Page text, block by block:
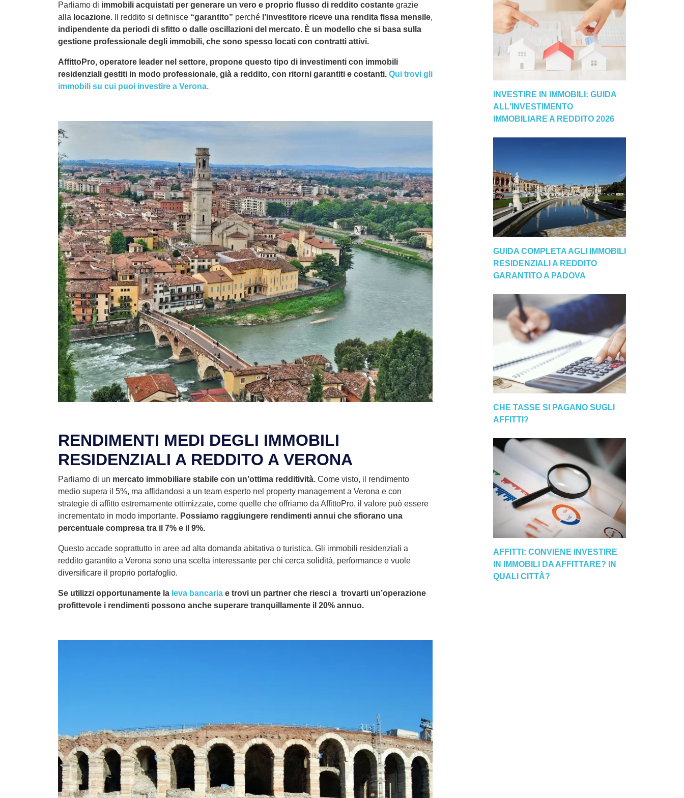
Parliamo di immobili acquistati per generare un vero e proprio flusso di reddito costante grazie
alla locazione. Il reddito si definisce “garantito” perché l’investitore riceve una rendita fissa mensile,
indipendente da periodi di sfitto o dalle oscillazioni del mercato. È un modello che si basa sulla
gestione professionale degli immobili, che sono spesso locati con contratti attivi.
AffittoPro, operatore leader nel settore, propone questo tipo di investimenti con immobili
residenziali gestiti in modo professionale, già a reddito, con ritorni garantiti e costanti. Qui trovi gli
immobili su cui puoi investire a Verona.
RENDIMENTI MEDI DEGLI IMMOBILI
RESIDENZIALI A REDDITO A VERONA
Parliamo di un mercato immobiliare stabile con un’ottima redditività. Come visto, il rendimento
medio supera il 5%, ma affidandosi a un team esperto nel property management a Verona e con
strategie di affitto estremamente ottimizzate, come quelle che offriamo da AffittoPro, il valore può essere
incrementato in modo importante. Possiamo raggiungere rendimenti annui che sfiorano una
percentuale compresa tra il 7% e il 9%.
Questo accade soprattutto in aree ad alta domanda abitativa o turistica. Gli immobili residenziali a
reddito garantito a Verona sono una scelta interessante per chi cerca solidità, performance e vuole
diversificare il proprio portafoglio.
Se utilizzi opportunamente la leva bancaria e trovi un partner che riesci a trovarti un’operazione
profittevole i rendimenti possono anche superare tranquillamente il 20% annuo.
INVESTIRE IN IMMOBILI: GUIDA
ALL'INVESTIMENTO
IMMOBILIARE A REDDITO 2026
GUIDA COMPLETA AGLI IMMOBILI
RESIDENZIALI A REDDITO
GARANTITO A PADOVA
CHE TASSE SI PAGANO SUGLI
AFFITTI?
AFFITTI: CONVIENE INVESTIRE
IN IMMOBILI DA AFFITTARE? IN
QUALI CITTÀ?